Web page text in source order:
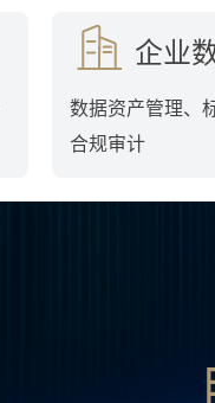
企业
数据资产管理、
合规审计